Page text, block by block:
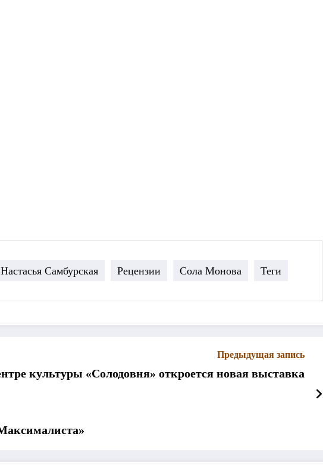
Настасья Самбурская Рецензии Сола Монова Теги
Предыдущая запись
культуры «Солодовня» откроется новая выставка